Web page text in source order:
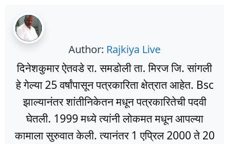
Author: Rajkiya Live
दिनेशकुमार ऐतवडे रा. समडोली ता. मिरज जि. सांगली
हे गेल्या 25 वर्षांपासून पत्रकारिता क्षेत्रात आहेत. Bsc
झाल्यानंतर शांतीनिकेतन मधून पत्रकारितेची पदवी
घेतली. 1999 मध्ये त्यांनी लोकमत मधून आपल्या
कामाला सुरुवात केली. त्यानंतर 1 एप्रिल 2000 ते 20